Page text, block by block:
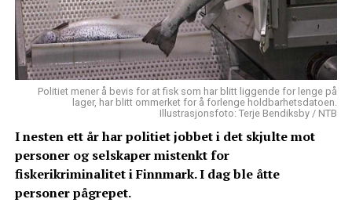
Politiet mener å bevis for at fisk som har blitt liggende for lenge på
lager, har blitt ommerket for å forlenge holdbarhetsdatoen.
Illustrasjonsfoto: Terje Bendiksby / NTB
I nesten ett år har politiet jobbet i det skjulte mot
personer og selskaper mistenkt for
fiskerikriminalitet i Finnmark. I dag ble åtte
personer pågrepet.